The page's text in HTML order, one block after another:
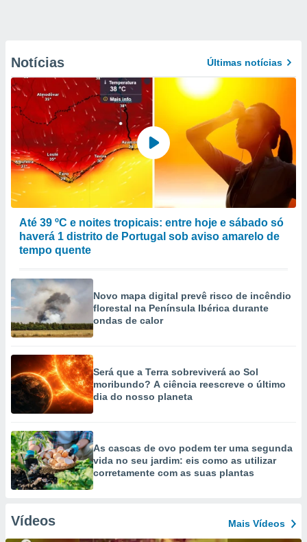
Notícias Últimas notícias
Até 39 ºC e noites tropicais: entre hoje e sábado só
haverá 1 distrito de Portugal sob aviso amarelo de
tempo quente
Novo mapa digital prevê risco de incêndio
florestal na Península Ibérica durante
ondas de calor
Será que a Terra sobreviverá ao Sol
moribundo? A ciência reescreve o último
dia do nosso planeta
As cascas de ovo podem ter uma segunda
vida no seu jardim: eis como as utilizar
corretamente com as suas plantas
Vídeos Mais Vídeos